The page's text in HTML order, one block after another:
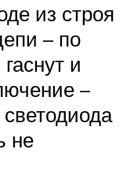
из строя
– по
и
–
не